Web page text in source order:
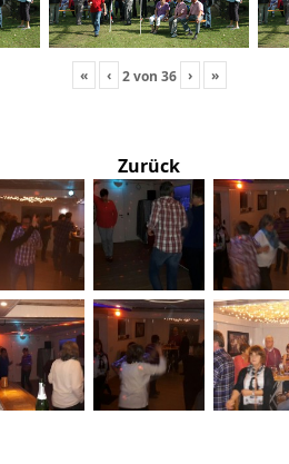
« ‹ 2von 36 › »
Zurück